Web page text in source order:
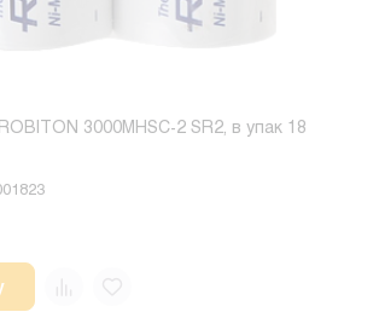
3000MHSC-2 SR2, в упак 18